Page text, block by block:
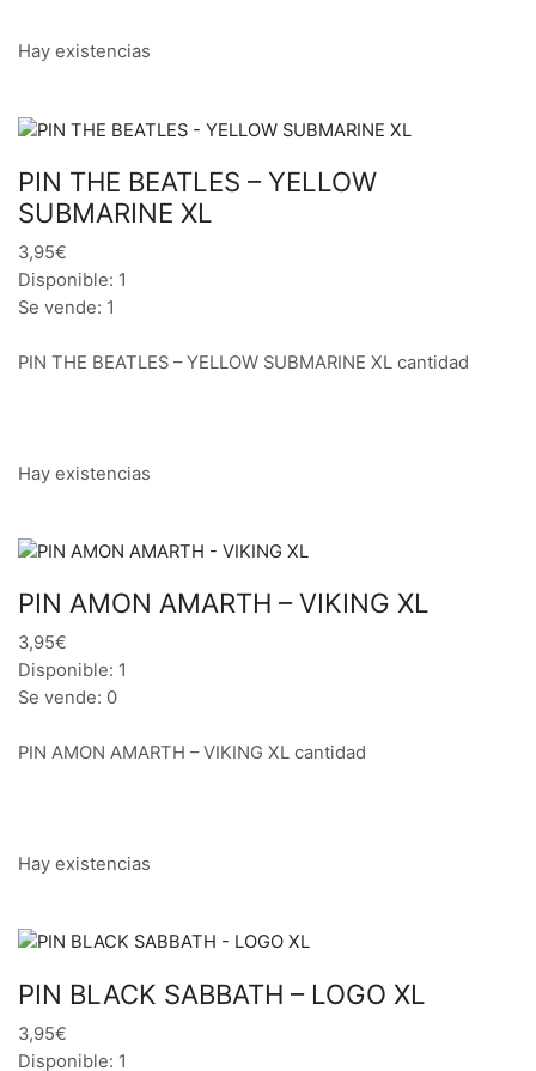
Hay existencias
PIN THE BEATLES – YELLOW
SUBMARINE XL
3,95€
Disponible: 1
Se vende: 1
PIN THE BEATLES – YELLOW SUBMARINE XL cantidad
Hay existencias
PIN AMON AMARTH – VIKING XL
3,95€
Disponible: 1
Se vende: 0
PIN AMON AMARTH – VIKING XL cantidad
Hay existencias
PIN BLACK SABBATH – LOGO XL
3,95€
Disponible: 1